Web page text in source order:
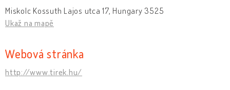
Miskolc Kossuth Lajos utca 17, Hungary 3525
Ukaž na mapě
Webová stránka
http://www.tirek.hu/